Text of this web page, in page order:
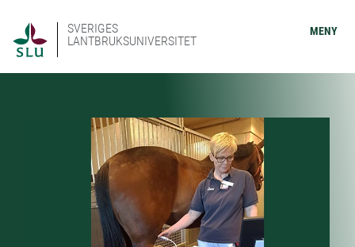
SVERIGES
LANTBRUKSUNIVERSITET
MENY